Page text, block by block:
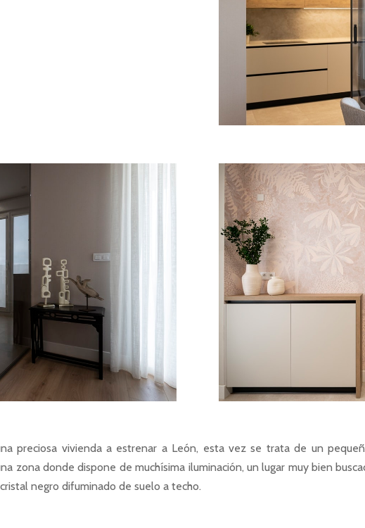
preciosa vivienda a estrenar a León, esta vez se trata de un
zona donde dispone de muchísima iluminación, un lugar muy bien
negro difuminado de suelo a techo.